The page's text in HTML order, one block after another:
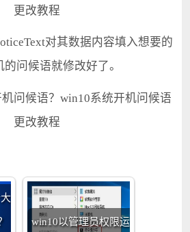
对其数据内容填入想要的
问候语就修改好了。
win10以管理员权限运